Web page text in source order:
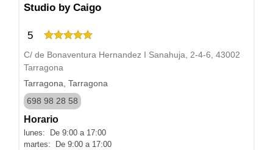
Studio by Caigo
5
C/ de Bonaventura Hernandez I Sanahuja, 2-4-6, 43002
Tarragona
Tarragona, Tarragona
698 98 28 58
Horario
lunes: De 9:00 a 17:00
martes: De 9:00 a 17:00